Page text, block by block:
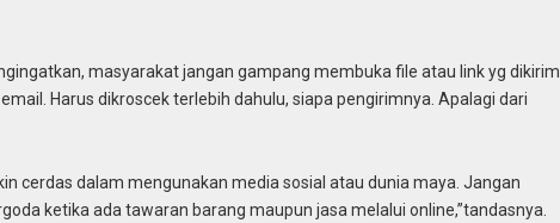
masyarakat jangan gampang membuka file atau link yg dikirim
Harus dikroscek terlebih dahulu, siapa pengirimnya. Apalagi dari
cerdas dalam mengunakan media sosial atau dunia maya. Jangan
ketika ada tawaran barang maupun jasa melalui online,”tandasnya.